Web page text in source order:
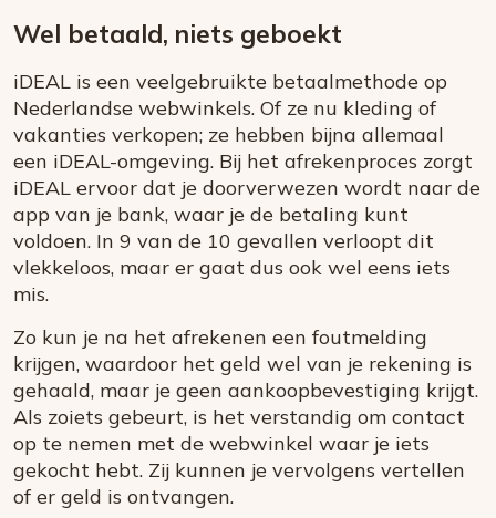
Wel betaald, niets geboekt
iDEAL is een veelgebruikte betaalmethode op
Nederlandse webwinkels. Of ze nu kleding of
vakanties verkopen; ze hebben bijna allemaal
een iDEAL-omgeving. Bij het afrekenproces zorgt
iDEAL ervoor dat je doorverwezen wordt naar de
app van je bank, waar je de betaling kunt
voldoen. In 9 van de 10 gevallen verloopt dit
vlekkeloos, maar er gaat dus ook wel eens iets
mis.
Zo kun je na het afrekenen een foutmelding
krijgen, waardoor het geld wel van je rekening is
gehaald, maar je geen aankoopbevestiging krijgt.
Als zoiets gebeurt, is het verstandig om contact
op te nemen met de webwinkel waar je iets
gekocht hebt. Zij kunnen je vervolgens vertellen
of er geld is ontvangen.